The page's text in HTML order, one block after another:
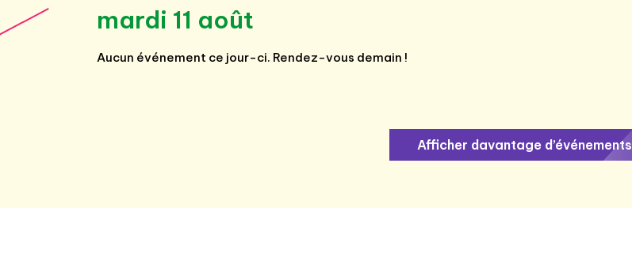
mardi 11 août
Aucun événement ce jour-ci. Rendez-vous demain !
Afficher davantage d’événements